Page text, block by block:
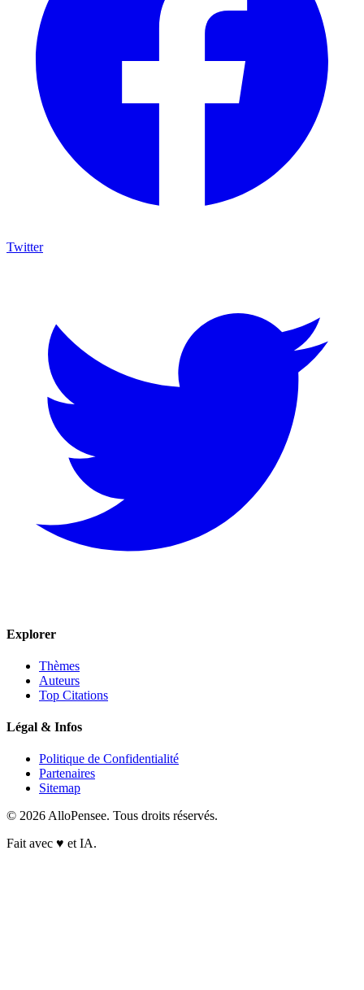
Twitter
Explorer
Thèmes
Auteurs
Top Citations
Légal & Infos
Politique de Confidentialité
Partenaires
Sitemap
© 2026 AlloPensee. Tous droits réservés.
Fait avec ♥ et IA.